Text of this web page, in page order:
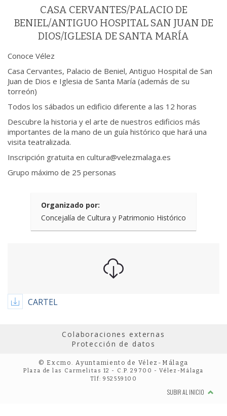
CASA CERVANTES/PALACIO DE
BENIEL/ANTIGUO HOSPITAL SAN JUAN DE
DIOS/IGLESIA DE SANTA MARÍA
Conoce Vélez
Casa Cervantes, Palacio de Beniel, Antiguo Hospital de San
Juan de Dios e Iglesia de Santa María (además de su
torreón)
Todos los sábados un edificio diferente a las 12 horas
Descubre la historia y el arte de nuestros edificios más
importantes de la mano de un guía histórico que hará una
visita teatralizada.
Inscripción gratuita en cultura@velezmalaga.es
Grupo máximo de 25 personas
Organizado por:
Concejalía de Cultura y Patrimonio Histórico
CARTEL
Colaboraciones externas
Protección de datos
© Excmo. Ayuntamiento de Vélez-Málaga
Plaza de las Carmelitas 12 - C.P. 29700 - Vélez-Málaga
Tlf: 952559100
SUBIR AL INICIO